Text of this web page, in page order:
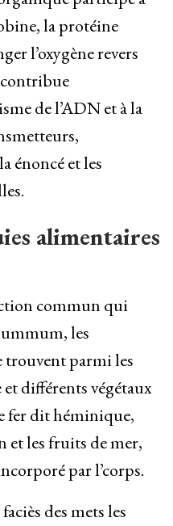
la protéine
l’oxygène revers
de l’ADN et à la
énoncé et les
alimentaires
commun qui
les
trouvent parmi les
différents végétaux
fer dit héminique,
et les fruits de mer,
par l’corps.
des mets les